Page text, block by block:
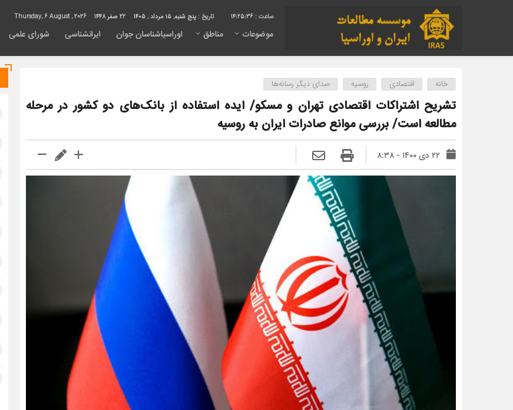
14:25:37 تاریخ : پنج شنبه, ۱۵ مرداد , ۱۴۰۵ 22 صفر 1448
موضوعات مناطق اوراسیاشناسان جوان ایرانشناسی شورای علمی
خانه اقتصادی روسیه صدای دیگر رسانه‌ها
تشریح اشتراکات اقتصادی تهران و مسکو/ ایده استفاده از بانک‌های دو کشور در مرحله
مطالعه است/ بررسی موانع صادرات ایران به روسیه
۲۲ دی ۱۴۰۰ - ۸:۳۸